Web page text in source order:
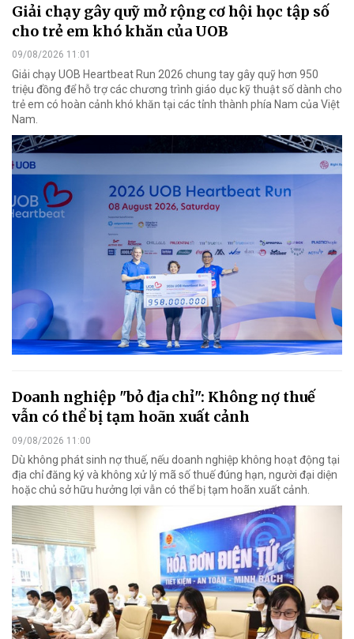
Giải chạy gây quỹ mở rộng cơ hội học tập số
cho trẻ em khó khăn của UOB
09/08/2026 11:01
Giải chạy UOB Heartbeat Run 2026 chung tay gây quỹ hơn 950
triệu đồng để hỗ trợ các chương trình giáo dục kỹ thuật số dành cho
trẻ em có hoàn cảnh khó khăn tại các tỉnh thành phía Nam của Việt
Nam.
Doanh nghiệp "bỏ địa chỉ": Không nợ thuế
vẫn có thể bị tạm hoãn xuất cảnh
09/08/2026 11:00
Dù không phát sinh nợ thuế, nếu doanh nghiệp không hoạt động tại
địa chỉ đăng ký và không xử lý mã số thuế đúng hạn, người đại diện
hoặc chủ sở hữu hưởng lợi vẫn có thể bị tạm hoãn xuất cảnh.